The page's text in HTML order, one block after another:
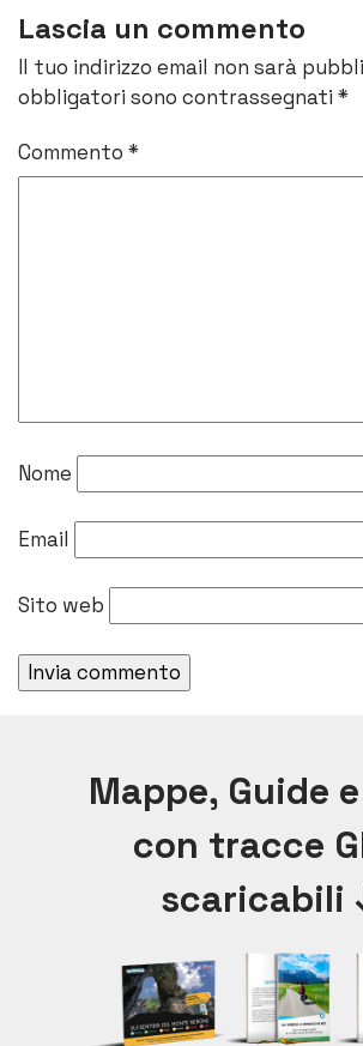
Lascia un commento
Il tuo indirizzo email non sarà
obbligatori sono contrassegnati *
Commento *
Nome
Email
Sito web
Mappe, Guide
con tracce
scaricabili